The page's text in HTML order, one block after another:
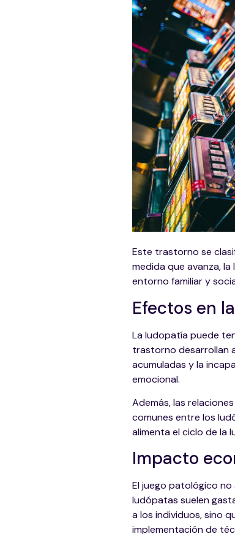
Este trastorno se
medida que avanza,
entorno familiar y
Efectos en
La ludopatía puede
trastorno desarrollan
acumuladas y la
emocional.
Además, las
comunes entre los
alimenta el ciclo de la
Impacto
El juego patológico
ludópatas suelen
a los individuos, sino
implementación de